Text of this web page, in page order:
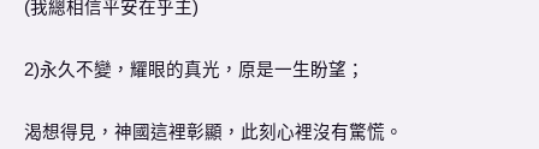
(我總相信平安在乎主)
2)永久不變，耀眼的真光，原是一生盼望；
渴想得見，神國這裡彰顯，此刻心裡沒有驚慌。